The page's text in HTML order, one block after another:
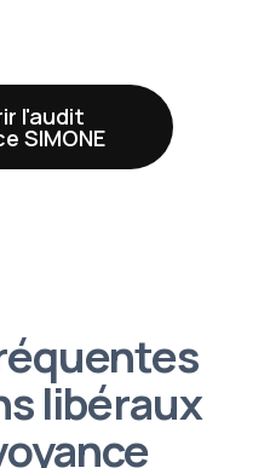
l'audit
SIMONE
libéraux